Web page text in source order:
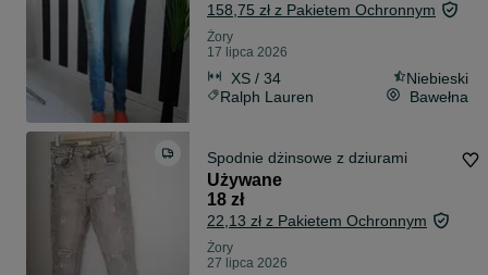
158,75 zł z Pakietem Ochronnym
Żory
17 lipca 2026
XS / 34
Niebieski
Ralph Lauren
Bawełna
Spodnie dżinsowe z dziurami
Używane
18 zł
22,13 zł z Pakietem Ochronnym
Żory
27 lipca 2026